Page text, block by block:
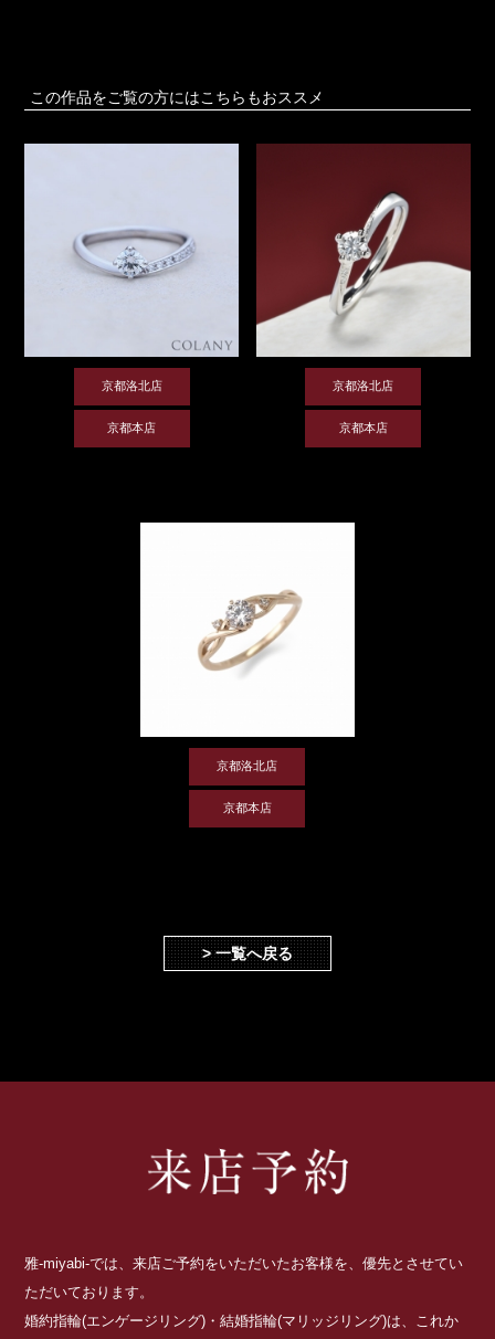
この作品をご覧の方にはこちらもおススメ
京都洛北店
京都本店
京都洛北店
京都本店
京都洛北店
京都本店
> 一覧へ戻る
雅-miyabi-では、来店ご予約をいただいたお客様を、優先とさせてい
ただいております。
婚約指輪(エンゲージリング)・結婚指輪(マリッジリング)は、これか